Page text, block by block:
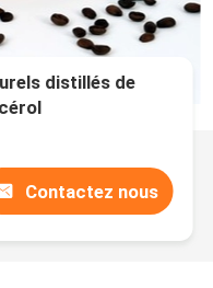
distillés de
Contactez nous